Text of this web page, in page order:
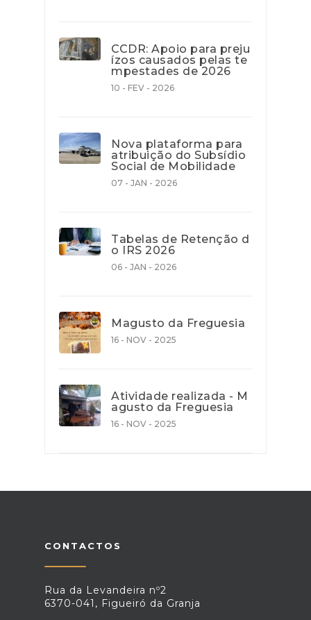
CCDR: Apoio para preju
ízos causados pelas te
mpestades de 2026
10 - FEV - 2026
Nova plataforma para
atribuição do Subsídio
Social de Mobilidade
07 - JAN - 2026
Tabelas de Retenção d
o IRS 2026
06 - JAN - 2026
Magusto da Freguesia
16 - NOV - 2025
Atividade realizada - M
agusto da Freguesia
16 - NOV - 2025
CONTACTOS
Rua da Levandeira nº2
6370-041, Figueiró da Granja